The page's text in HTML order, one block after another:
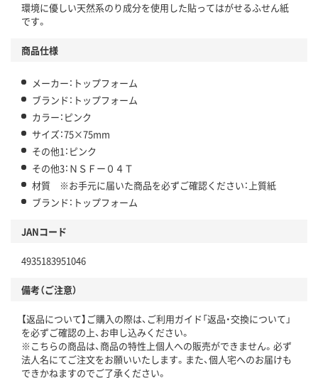
環境に優しい天然系のり成分を使用した貼ってはがせるふせん紙
です。
商品仕様
メーカー：トップフォーム
ブランド：トップフォーム
カラー：ピンク
サイズ：75×75mm
その他1：ピンク
その他3：ＮＳＦー０４Ｔ
材質 ※お手元に届いた商品を必ずご確認ください：上質紙
ブランド：トップフォーム
JANコード
4935183951046
備考（ご注意）
【返品について】ご購入の際は、ご利用ガイド「返品・交換について」
を必ずご確認の上、お申し込みください。
※こちらの商品は、商品の特性上個人への販売ができません。必ず
法人名にてご注文をお願いいたします。また、個人宅へのお届けも
できかねますのでご了承ください。